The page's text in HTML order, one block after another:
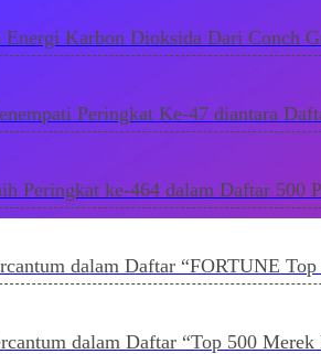
Energi Karbon Dioksida Dari Conch
Peringkat Ke-47 diantara
Peringkat ke-464 dalam Daftar 500
dalam Daftar “FORTUNE Top
dalam Daftar “Top 500 Merek